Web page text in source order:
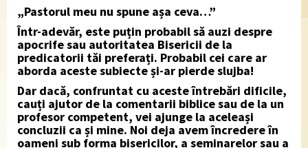
„Pastorul meu nu spune așa ceva…”
Într-adevăr, este puțin probabil să auzi despre
apocrife sau autoritatea Bisericii de la
predicatorii tăi preferați. Probabil cei care ar
aborda aceste subiecte și-ar pierde slujba!
Dar dacă, confruntat cu aceste întrebări dificile,
cauți ajutor de la comentarii biblice sau de la un
profesor competent, vei ajunge la aceleași
concluzii ca și mine. Noi deja avem încredere în
oameni sub forma bisericilor, a seminarelor sau a